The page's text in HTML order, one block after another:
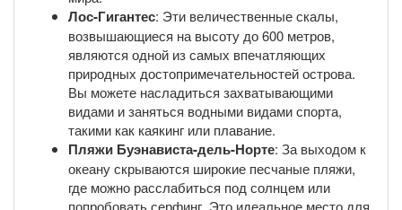
Лос-Гигантес: Эти величественные скалы,
возвышающиеся на высоту до 600 метров,
являются одной из самых впечатляющих
природных достопримечательностей острова.
Вы можете насладиться захватывающими
видами и заняться водными видами спорта,
такими как каякинг или плавание.
Пляжи Буэнависта-дель-Норте: За выходом к
океану скрываются широкие песчаные пляжи,
где можно расслабиться под солнцем или
попробовать серфинг. Это идеальное место для